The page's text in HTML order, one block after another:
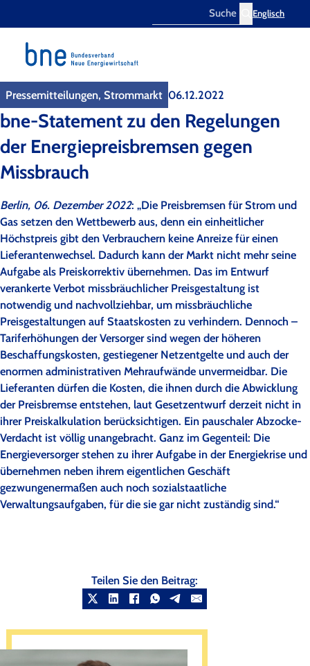
Englisch
Pressemitteilungen, Strommarkt 06.12.2022
bne-Statement zu den Regelungen
der Energiepreisbremsen gegen
Missbrauch
Berlin, 06. Dezember 2022: „Die Preisbremsen für Strom und
Gas setzen den Wettbewerb aus, denn ein einheitlicher
Höchstpreis gibt den Verbrauchern keine Anreize für einen
Lieferantenwechsel. Dadurch kann der Markt nicht mehr seine
Aufgabe als Preiskorrektiv übernehmen. Das im Entwurf
verankerte Verbot missbräuchlicher Preisgestaltung ist
notwendig und nachvollziehbar, um missbräuchliche
Preisgestaltungen auf Staatskosten zu verhindern. Dennoch –
Tariferhöhungen der Versorger sind wegen der höheren
Beschaffungskosten, gestiegener Netzentgelte und auch der
enormen administrativen Mehraufwände unvermeidbar. Die
Lieferanten dürfen die Kosten, die ihnen durch die Abwicklung
der Preisbremse entstehen, laut Gesetzentwurf derzeit nicht in
ihrer Preiskalkulation berücksichtigen. Ein pauschaler Abzocke-
Verdacht ist völlig unangebracht. Ganz im Gegenteil: Die
Energieversorger stehen zu ihrer Aufgabe in der Energiekrise und
übernehmen neben ihrem eigentlichen Geschäft
gezwungenermaßen auch noch sozialstaatliche
Verwaltungsaufgaben, für die sie gar nicht zuständig sind.“
Teilen Sie den Beitrag: